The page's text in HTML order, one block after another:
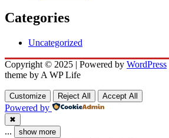
Categories
Uncategorized
Copyright © 2025 | Powered by WordPress
theme by A WP Life
Customize Reject All Accept All
Powered by
✖
... show more